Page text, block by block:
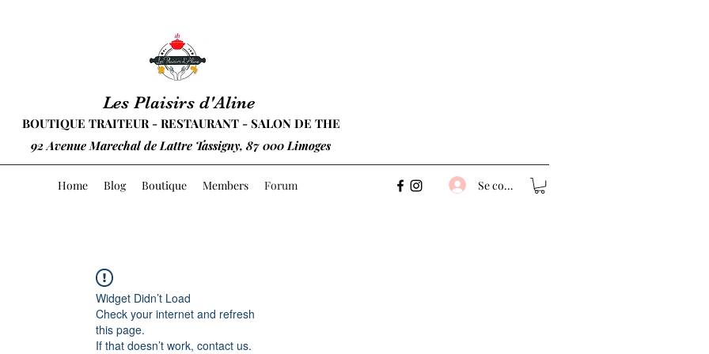
Les Plaisirs d'Aline
BOUTIQUE TRAITEUR - RESTAURANT - SALON DE THE
92 Avenue Marechal de Lattre Tassigny, 87 000 Limoges
Home Blog Boutique Members Forum Se connecter
Widget Didn’t Load
Check your internet and refresh
this page.
If that doesn’t work, contact us.